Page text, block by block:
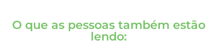
O que as pessoas também estão
lendo: